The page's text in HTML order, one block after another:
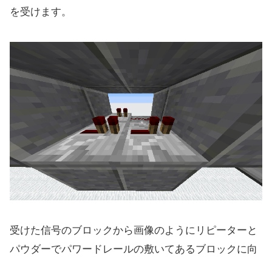
を受けます。
受けた信号のブロックから画像のようにリピーターと
パウダーでパワードレールの敷いてあるブロックに向